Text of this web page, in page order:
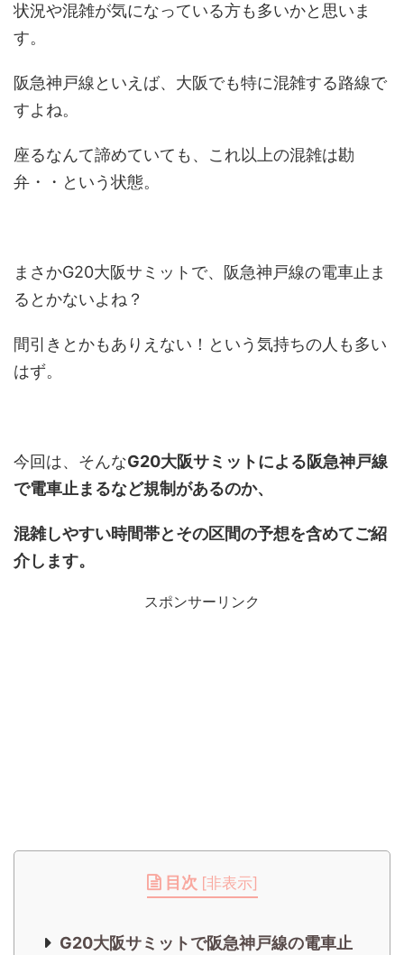
状況や混雑が気になっている方も多いかと思いま
す。
阪急神戸線といえば、大阪でも特に混雑する路線で
すよね。
座るなんて諦めていても、これ以上の混雑は勘
弁・・という状態。
まさかG20大阪サミットで、阪急神戸線の電車止ま
るとかないよね？
間引きとかもありえない！という気持ちの人も多い
はず。
今回は、そんなG20大阪サミットによる阪急神戸線
で電車止まるなど規制があるのか、
混雑しやすい時間帯とその区間の予想を含めてご紹
介します。
スポンサーリンク
目次 [非表示]
G20大阪サミットで阪急神戸線の電車止